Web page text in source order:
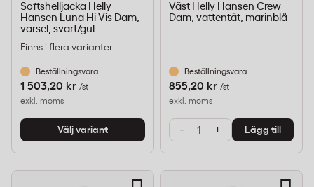
Softshelljacka Helly
Hansen Luna Hi Vis Dam,
varsel, svart/gul
Finns i flera varianter
Beställningsvara
1 503,20 kr /st
exkl. moms
Välj variant
Väst Helly Hansen Crew
Dam, vattentät, marinblå
Beställningsvara
855,20 kr /st
exkl. moms
- + Lägg till